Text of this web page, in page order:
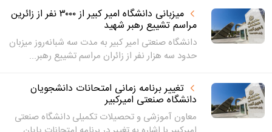
میزبانی دانشگاه امیر کبیر از ۳۰۰۰ نفر از زائرین
مراسم تشییع رهبر شهید
دانشگاه صنعتی امیر کبیر به مدت سه شبانه‌روز میزبان
حدود سه هزار نفر از زائران مراسم تشییع رهبر...
تغییر برنامه زمانی امتحانات دانشجویان
دانشگاه صنعتی امیرکبیر
معاون آموزشی و تحصیلات تکمیلی دانشگاه صنعتی